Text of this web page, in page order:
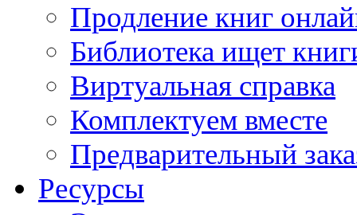
Продление книг
Библиотека ищет
Виртуальная справка
Комплектуем вместе
Предварительный
Ресурсы